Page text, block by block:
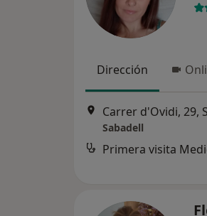
Dirección
Carrer d'Ovidi, 29,
Sabadell